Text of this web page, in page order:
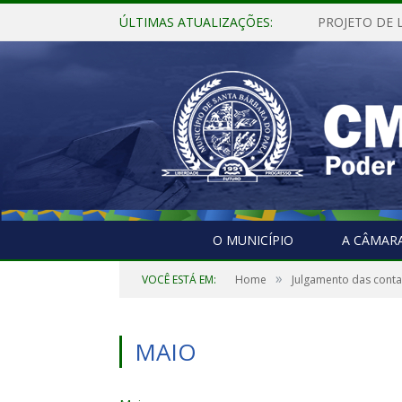
ÚLTIMAS ATUALIZAÇÕES:
O MUNICÍPIO A
VOCÊ ESTÁ EM: Home » Julgamento das
MAIO